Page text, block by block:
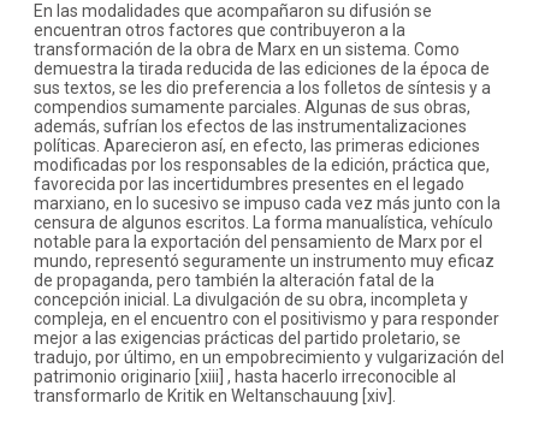
En las modalidades que acompañaron su difusión se
encuentran otros factores que contribuyeron a la
transformación de la obra de Marx en un sistema. Como
demuestra la tirada reducida de las ediciones de la época de
sus textos, se les dio preferencia a los folletos de síntesis y a
compendios sumamente parciales. Algunas de sus obras,
además, sufrían los efectos de las instrumentalizaciones
políticas. Aparecieron así, en efecto, las primeras ediciones
modificadas por los responsables de la edición, práctica que,
favorecida por las incertidumbres presentes en el legado
marxiano, en lo sucesivo se impuso cada vez más junto con la
censura de algunos escritos. La forma manualística, vehículo
notable para la exportación del pensamiento de Marx por el
mundo, representó seguramente un instrumento muy eficaz
de propaganda, pero también la alteración fatal de la
concepción inicial. La divulgación de su obra, incompleta y
compleja, en el encuentro con el positivismo y para responder
mejor a las exigencias prácticas del partido proletario, se
tradujo, por último, en un empobrecimiento y vulgarización del
patrimonio originario [xiii] , hasta hacerlo irreconocible al
transformarlo de Kritik en Weltanschauung [xiv].